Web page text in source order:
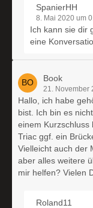
SpanierHH
8. Mai 2020 um
Ich kann sie dir
eine
Book
21. November
Hallo, ich habe
bist. Ich bin es
einem Kurzschluss
Triac ggf. ein
Vielleicht auch der
aber alles weitere
mir helfen? Vielen
Roland11